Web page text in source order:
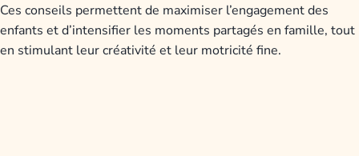
Ces conseils permettent de maximiser l’engagement des
enfants et d’intensifier les moments partagés en famille, tout
en stimulant leur créativité et leur motricité fine.